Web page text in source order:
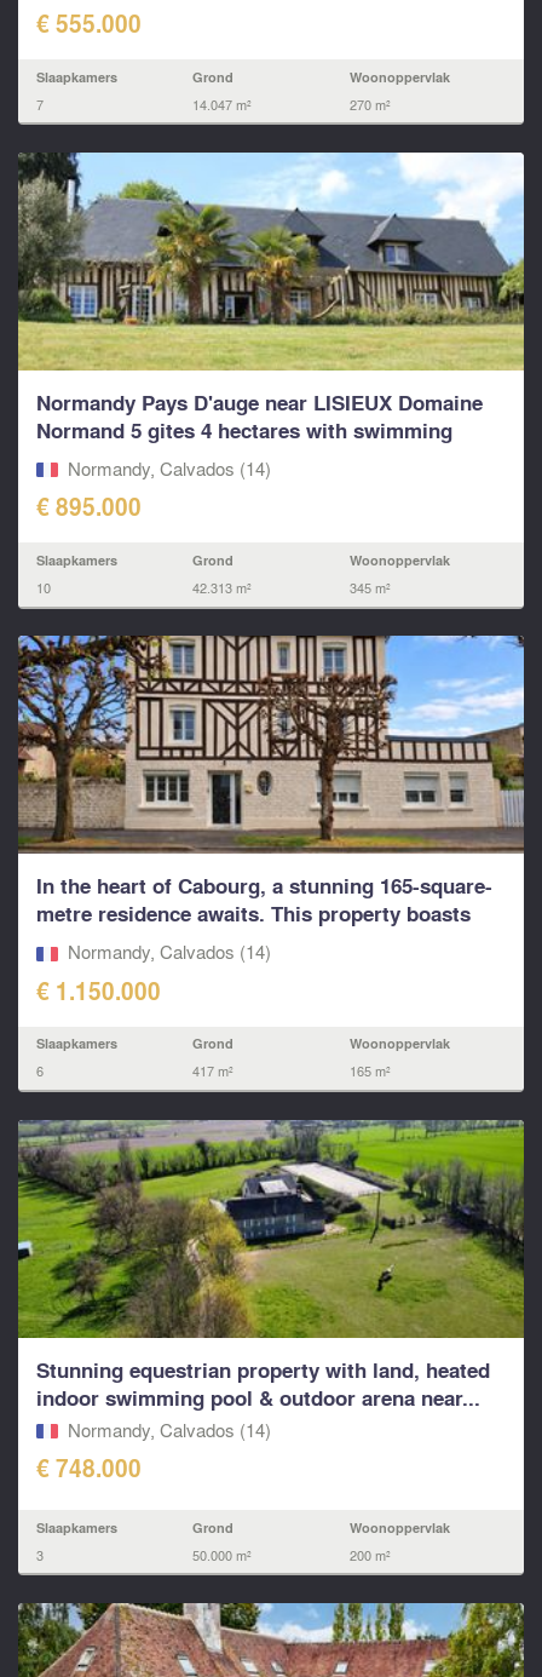
€ 555.000
Slaapkamers
7
Grond
14.047 m²
Woonoppervlak
270 m²
Normandy Pays D'auge near LISIEUX Domaine
Normand 5 gites 4 hectares with swimming
pool...Normandy, Calvados (14)
€ 895.000
Slaapkamers
10
Grond
42.313 m²
Woonoppervlak
345 m²
In the heart of Cabourg, a stunning 165-square-
metre residence awaits. This property boasts
six...Normandy, Calvados (14)
€ 1.150.000
Slaapkamers
6
Grond
417 m²
Woonoppervlak
165 m²
Stunning equestrian property with land, heated
indoor swimming pool & outdoor arena near...
Normandy, Calvados (14)
€ 748.000
Slaapkamers
3
Grond
50.000 m²
Woonoppervlak
200 m²